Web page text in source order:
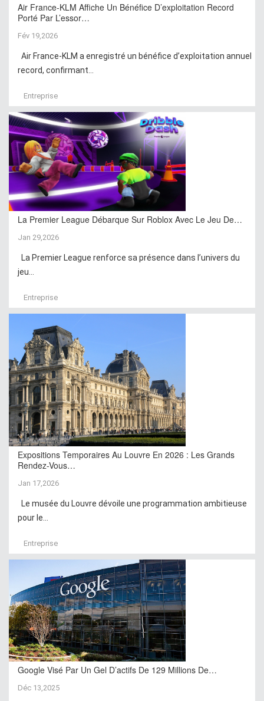
Air France-KLM Affiche Un Bénéfice D’exploitation Record
Porté Par L’essor…
Fév 19,2026
Air France-KLM a enregistré un bénéfice d’exploitation annuel
record, confirmant...
Entreprise
La Premier League Débarque Sur Roblox Avec Le Jeu De…
Jan 29,2026
La Premier League renforce sa présence dans l’univers du
jeu...
Entreprise
Expositions Temporaires Au Louvre En 2026 : Les Grands
Rendez-Vous…
Jan 17,2026
Le musée du Louvre dévoile une programmation ambitieuse
pour le...
Entreprise
Google Visé Par Un Gel D’actifs De 129 Millions De…
Déc 13,2025